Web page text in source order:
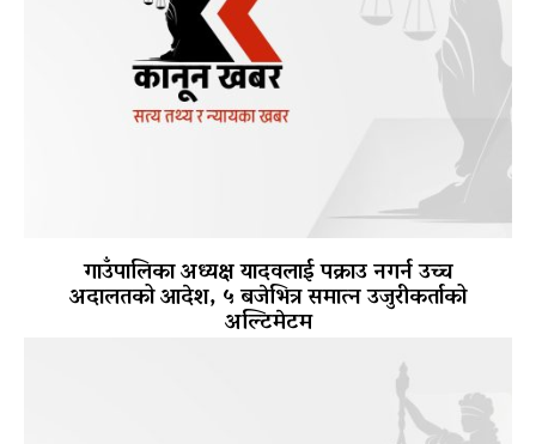
गाउँपालिका अध्यक्ष यादवलाई पक्राउ नगर्न उच्च
अदालतको आदेश, ५ बजेभित्र समात्न उजुरीकर्ताको
अल्टिमेटम